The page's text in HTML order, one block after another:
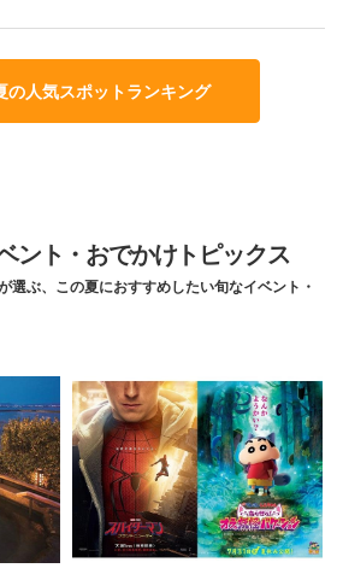
の人気スポットランキング
ント・おでかけトピックス
選ぶ、この夏におすすめしたい旬なイベント・